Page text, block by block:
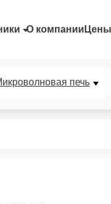
О компании
печь